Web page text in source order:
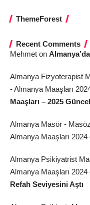
ThemeForest
Recent Comments
Mehmet on
Almanya Fizyoterapist
- Almanya Maaşları
Maaşları – 2025
Almanya Masör -
Almanya Maaşları 2024
Almanya Psikiyatrist
Almanya Maaşları 2024
Refah Seviyesini Aştı